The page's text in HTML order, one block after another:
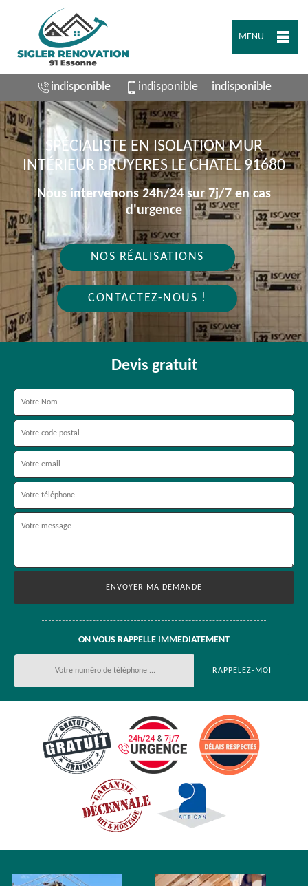
MENU
indisponible indisponible indisponible
SPÉCIALISTE EN ISOLATION MUR
INTÉRIEUR BRUYERES LE CHATEL 91680
Nous intervenons 24h/24 sur 7j/7 en cas
d'urgence
NOS RÉALISATIONS
CONTACTEZ-NOUS !
Devis gratuit
ON VOUS RAPPELLE IMMEDIATEMENT